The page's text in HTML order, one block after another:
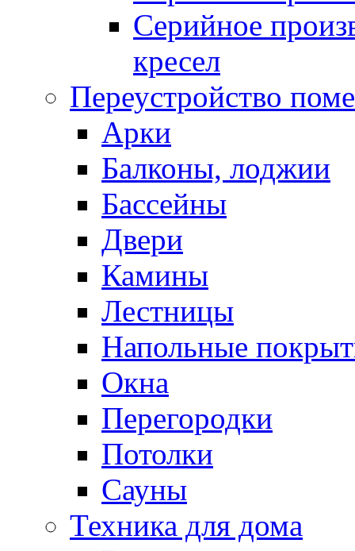
Серийное
кресел
Переустройство
Арки
Балконы, лоджии
Бассейны
Двери
Камины
Лестницы
Напольные
Окна
Перегородки
Потолки
Сауны
Техника для дома